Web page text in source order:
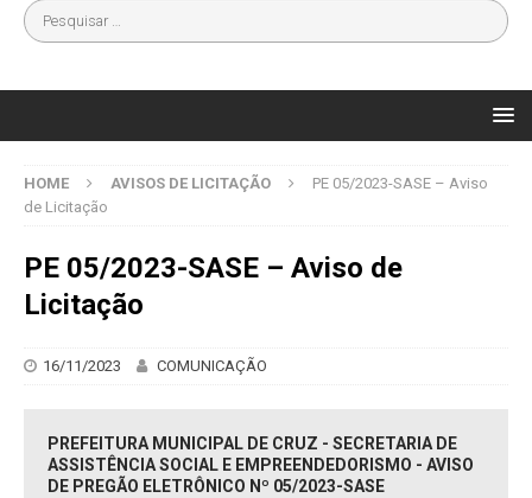
HOME AVISOS DE LICITAÇÃO
PE 05/2023-SASE – Aviso
de Licitação
PE 05/2023-SASE – Aviso de
Licitação
16/11/2023 COMUNICAÇÃO
PREFEITURA MUNICIPAL DE CRUZ - SECRETARIA DE
ASSISTÊNCIA SOCIAL E EMPREENDEDORISMO - AVISO
DE PREGÃO ELETRÔNICO Nº 05/2023-SASE